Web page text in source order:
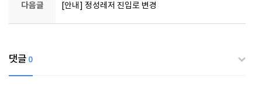
다음글 [안내] 정성레저 진입로 변경
댓글 0